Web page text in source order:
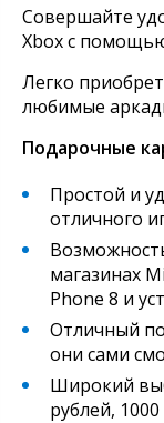
Cовершайте
Xbox с
Легко
любимые
Подарочные
Простой и
отличного
магазинах
Phone 8 и
Отличный
они сами
Широкий
рублей,